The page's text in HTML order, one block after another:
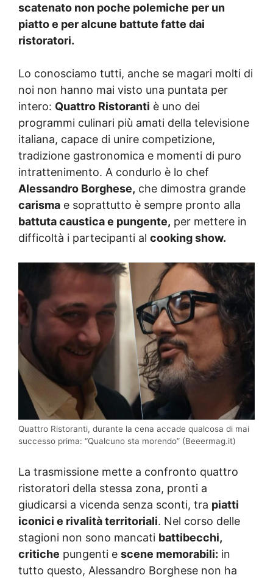
scatenato non poche polemiche per un
piatto e per alcune battute fatte dai
ristoratori.
Lo conosciamo tutti, anche se magari molti di
noi non hanno mai visto una puntata per
intero: Quattro Ristoranti è uno dei
programmi culinari più amati della televisione
italiana, capace di unire competizione,
tradizione gastronomica e momenti di puro
intrattenimento. A condurlo è lo chef
Alessandro Borghese, che dimostra grande
carisma e soprattutto è sempre pronto alla
battuta caustica e pungente, per mettere in
difficoltà i partecipanti al cooking show.
Quattro Ristoranti, durante la cena accade qualcosa di mai
successo prima: “Qualcuno sta morendo” (Beeermag.it)
La trasmissione mette a confronto quattro
ristoratori della stessa zona, pronti a
giudicarsi a vicenda senza sconti, tra piatti
iconici e rivalità territoriali. Nel corso delle
stagioni non sono mancati battibecchi,
critiche pungenti e scene memorabili: in
tutto questo, Alessandro Borghese non ha